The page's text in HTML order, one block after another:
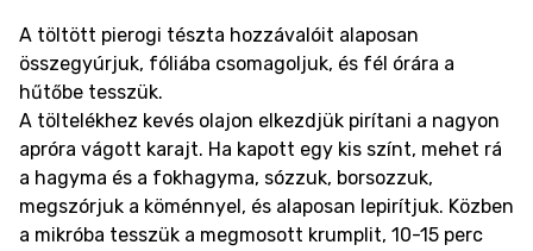
A töltött pierogi tészta hozzávalóit alaposan
összegyúrjuk, fóliába csomagoljuk, és fél órára a
hűtőbe tesszük.
A töltelékhez kevés olajon elkezdjük pirítani a nagyon
apróra vágott karajt. Ha kapott egy kis színt, mehet rá
a hagyma és a fokhagyma, sózzuk, borsozzuk,
megszórjuk a köménnyel, és alaposan lepirítjuk. Közben
a mikróba tesszük a megmosott krumplit, 10-15 perc